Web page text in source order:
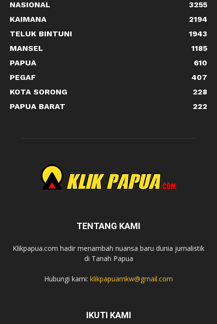
NASIONAL
3255
KAIMANA
2194
TELUK BINTUNI
1943
MANSEL
1185
PAPUA
610
PEGAF
407
KOTA SORONG
228
PAPUA BARAT
222
TENTANG KAMI
Klikpapua.com hadir menambah nuansa baru dunia jurnalistik
di Tanah Papua
Hubungi kami: klikpapuamkw@gmail.com
IKUTI KAMI